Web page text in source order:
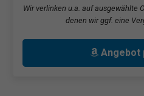
Wir verlinken u.a. auf ausgewählte
denen wir ggf. eine
Angebot